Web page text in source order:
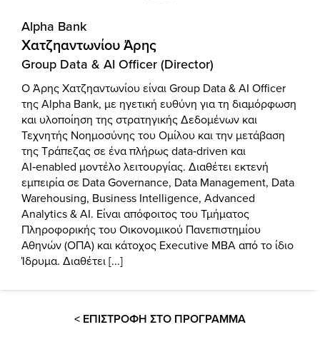
Alpha Bank
Χατζηαντωνίου Άρης
Group Data & AI Officer (Director)
Ο Άρης Χατζηαντωνίου είναι Group Data & AI Officer
της Alpha Bank, με ηγετική ευθύνη για τη διαμόρφωση
και υλοποίηση της στρατηγικής Δεδομένων και
Τεχνητής Νοημοσύνης του Ομίλου και την μετάβαση
της Τράπεζας σε ένα πλήρως data‑driven και
AI‑enabled μοντέλο λειτουργίας. Διαθέτει εκτενή
εμπειρία σε Data Governance, Data Management, Data
Warehousing, Business Intelligence, Advanced
Analytics & AI. Είναι απόφοιτος του Τμήματος
Πληροφορικής του Οικονομικού Πανεπιστημίου
Αθηνών (ΟΠΑ) και κάτοχος Executive MBA από το ίδιο
Ίδρυμα. Διαθέτει [...]
< ΕΠΙΣΤΡΟΦΗ ΣΤΟ ΠΡΟΓΡΑΜΜΑ